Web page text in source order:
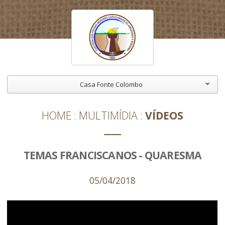
Casa Fonte Colombo
HOME MULTIMÍDIA VÍDEOS
TEMAS FRANCISCANOS - QUARESMA
05/04/2018